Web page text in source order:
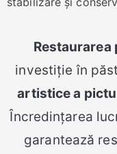
investiție în
artistice a
Încredințarea
garantează